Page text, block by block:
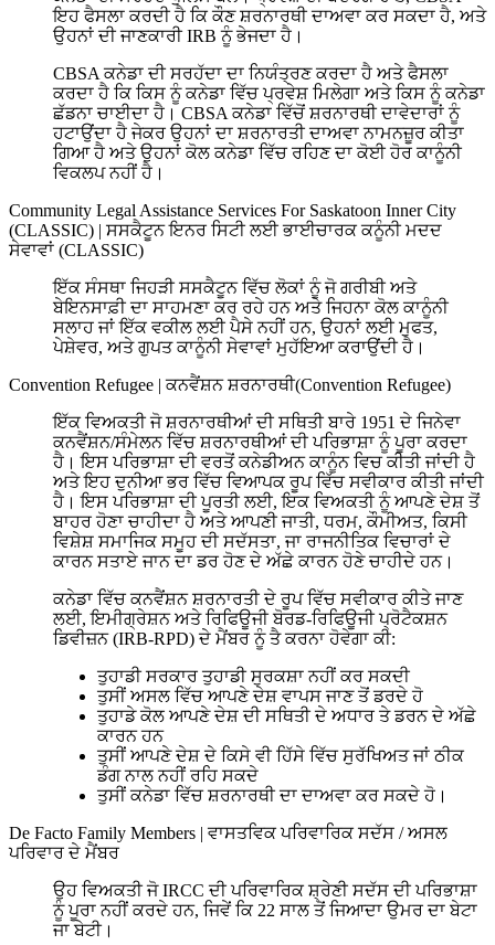
ਇਹ ਫੈਸਲਾ ਕਰਦੀ ਹੈ ਕਿ ਕੌਣ ਸ਼ਰਨਾਰਥੀ ਦਾਅਵਾ ਕਰ ਸਕਦਾ ਹੈ, ਅਤੇ
ਉਹਨਾਂ ਦੀ ਜਾਣਕਾਰੀ IRB ਨੂੰ ਭੇਜਦਾ ਹੈ।
CBSA ਕਨੇਡਾ ਦੀ ਸਰਹੱਦਾ ਦਾ ਨਿਯੰਤ੍ਰਣ ਕਰਦਾ ਹੈ ਅਤੇ ਫੈਸਲਾ
ਕਰਦਾ ਹੈ ਕਿ ਕਿਸ ਨੂੰ ਕਨੇਡਾ ਵਿੱਚ ਪ੍ਰਵੇਸ਼ ਮਿਲੇਗਾ ਅਤੇ ਕਿਸ ਨੂੰ ਕਨੇਡਾ
ਛੱਡਨਾ ਚਾਈਦਾ ਹੈ। CBSA ਕਨੇਡਾ ਵਿੱਚੋਂ ਸ਼ਰਨਾਰਥੀ ਦਾਵੇਦਾਰਾਂ ਨੂੰ
ਹਟਾਉਂਦਾ ਹੈ ਜੇਕਰ ਉਹਨਾਂ ਦਾ ਸ਼ਰਨਾਰਤੀ ਦਾਅਵਾ ਨਾਮਨਜ਼ੂਰ ਕੀਤਾ
ਗਿਆ ਹੈ ਅਤੇ ਉਹਨਾਂ ਕੋਲ ਕਨੇਡਾ ਵਿੱਚ ਰਹਿਣ ਦਾ ਕੋਈ ਹੋਰ ਕਾਨੂੰਨੀ
ਵਿਕਲਪ ਨਹੀਂ ਹੈ।
Community Legal Assistance Services For Saskatoon Inner City
(CLASSIC) | ਸਸਕੈਟੂਨ ਇਨਰ ਸਿਟੀ ਲਈ ਭਾਈਚਾਰਕ ਕਨੂੰਨੀ ਮਦਦ
ਸੇਵਾਵਾਂ (CLASSIC)
ਇੱਕ ਸੰਸਥਾ ਜਿਹੜੀ ਸਸਕੈਟੂਨ ਵਿੱਚ ਲੋਕਾਂ ਨੂੰ ਜੋ ਗਰੀਬੀ ਅਤੇ
ਬੇਇਨਸਾਫ਼ੀ ਦਾ ਸਾਹਮਣਾ ਕਰ ਰਹੇ ਹਨ ਅਤੇ ਜਿਹਨਾ ਕੋਲ ਕਾਨੂੰਨੀ
ਸਲਾਹ ਜਾਂ ਇੱਕ ਵਕੀਲ ਲਈ ਪੈਸੇ ਨਹੀਂ ਹਨ, ਉਹਨਾਂ ਲਈ ਮੁਫਤ,
ਪੇਸ਼ੇਵਰ, ਅਤੇ ਗੁਪਤ ਕਾਨੂੰਨੀ ਸੇਵਾਵਾਂ ਮੁਹੱਇਆ ਕਰਾਉਂਦੀ ਹੈ।
Convention Refugee | ਕਨਵੈਂਸ਼ਨ ਸ਼ਰਨਾਰਥੀ(Convention Refugee)
ਇੱਕ ਵਿਅਕਤੀ ਜੋ ਸ਼ਰਨਾਰਥੀਆਂ ਦੀ ਸਥਿਤੀ ਬਾਰੇ 1951 ਦੇ ਜਿਨੇਵਾ
ਕਨਵੈਂਸ਼ਨ/ਸੰਮੇਲਨ ਵਿੱਚ ਸ਼ਰਨਾਰਥੀਆਂ ਦੀ ਪਰਿਭਾਸ਼ਾ ਨੂੰ ਪੂਰਾ ਕਰਦਾ
ਹੈ। ਇਸ ਪਰਿਭਾਸ਼ਾ ਦੀ ਵਰਤੋਂ ਕਨੇਡੀਅਨ ਕਾਨੂੰਨ ਵਿਚ ਕੀਤੀ ਜਾਂਦੀ ਹੈ
ਅਤੇ ਇਹ ਦੁਨੀਆ ਭਰ ਵਿੱਚ ਵਿਆਪਕ ਰੂਪ ਵਿੱਚ ਸਵੀਕਾਰ ਕੀਤੀ ਜਾਂਦੀ
ਹੈ। ਇਸ ਪਰਿਭਾਸ਼ਾ ਦੀ ਪੂਰਤੀ ਲਈ, ਇਕ ਵਿਅਕਤੀ ਨੂੰ ਆਪਣੇ ਦੇਸ਼ ਤੋਂ
ਬਾਹਰ ਹੋਣਾ ਚਾਹੀਦਾ ਹੈ ਅਤੇ ਆਪਣੀ ਜਾਤੀ, ਧਰਮ, ਕੌਮੀਅਤ, ਕਿਸੀ
ਵਿਸ਼ੇਸ਼ ਸਮਾਜਿਕ ਸਮੂਹ ਦੀ ਸਦੱਸਤਾ, ਜਾ ਰਾਜਨੀਤਿਕ ਵਿਚਾਰਾਂ ਦੇ
ਕਾਰਨ ਸਤਾਏ ਜਾਨ ਦਾ ਡਰ ਹੋਣ ਦੇ ਅੱਛੇ ਕਾਰਨ ਹੋਣੇ ਚਾਹੀਦੇ ਹਨ।
ਕਨੇਡਾ ਵਿੱਚ ਕਨਵੈਂਸ਼ਨ ਸ਼ਰਨਾਰਤੀ ਦੇ ਰੂਪ ਵਿੱਚ ਸਵੀਕਾਰ ਕੀਤੇ ਜਾਣ
ਲਈ, ਇਮੀਗ੍ਰੇਸ਼ਨ ਅਤੇ ਰਿਫਿਊਜੀ ਬੋਰਡ-ਰਿਫਿਊਜੀ ਪ੍ਰੋਟੈਕਸ਼ਨ
ਡਿਵੀਜ਼ਨ (IRB-RPD) ਦੇ ਮੈਂਬਰ ਨੂੰ ਤੈ ਕਰਨਾ ਹੋਵੇਗਾ ਕੀ:
ਤੁਹਾਡੀ ਸਰਕਾਰ ਤੁਹਾਡੀ ਸੁਰਕਸ਼ਾ ਨਹੀਂ ਕਰ ਸਕਦੀ
ਤੁਸੀਂ ਅਸਲ ਵਿੱਚ ਆਪਣੇ ਦੇਸ਼ ਵਾਪਸ ਜਾਣ ਤੋਂ ਡਰਦੇ ਹੋ
ਤੁਹਾਡੇ ਕੋਲ ਆਪਣੇ ਦੇਸ਼ ਦੀ ਸਥਿਤੀ ਦੇ ਅਧਾਰ ਤੇ ਡਰਨ ਦੇ ਅੱਛੇ
ਕਾਰਨ ਹਨ
ਤੁਸੀਂ ਆਪਣੇ ਦੇਸ਼ ਦੇ ਕਿਸੇ ਵੀ ਹਿੱਸੇ ਵਿੱਚ ਸੁਰੱਖਿਅਤ ਜਾਂ ਠੀਕ
ਡੰਗ ਨਾਲ ਨਹੀਂ ਰਹਿ ਸਕਦੇ
ਤੁਸੀਂ ਕਨੇਡਾ ਵਿੱਚ ਸ਼ਰਨਾਰਥੀ ਦਾ ਦਾਅਵਾ ਕਰ ਸਕਦੇ ਹੋ।
De Facto Family Members | ਵਾਸਤਵਿਕ ਪਰਿਵਾਰਿਕ ਸਦੱਸ / ਅਸਲ
ਪਰਿਵਾਰ ਦੇ ਮੈਂਬਰ
ਉਹ ਵਿਅਕਤੀ ਜੋ IRCC ਦੀ ਪਰਿਵਾਰਿਕ ਸ਼੍ਰੇਣੀ ਸਦੱਸ ਦੀ ਪਰਿਭਾਸ਼ਾ
ਨੂੰ ਪੂਰਾ ਨਹੀਂ ਕਰਦੇ ਹਨ, ਜਿਵੇਂ ਕਿ 22 ਸਾਲ ਤੋਂ ਜਿਆਦਾ ਉਮਰ ਦਾ ਬੇਟਾ
ਜਾ ਬੇਟੀ।